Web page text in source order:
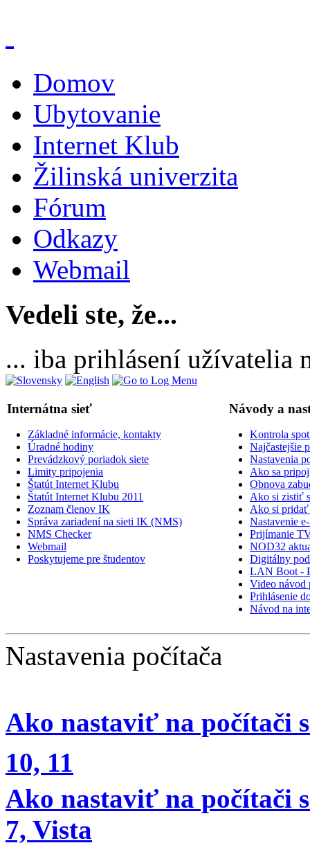
Domov
Ubytovanie
Internet Klub
Žilinská univerzita
Fórum
Odkazy
Webmail
Vedeli ste, že...
... iba prihlásení užívatelia
Internátna sieť Návody a
Základné informácie, kontakty
Úradné hodiny
Prevádzkový poriadok siete
Limity pripojenia
Štatút Internet Klubu
Štatút Internet Klubu 2011
Zoznam členov IK
Správa zariadení na sieti IK (NMS)
NMS Checker
Webmail
Poskytujeme pre študentov
Kontrola
Najčastejšie
Nastavenia
Ako sa
Obnova
Ako si zistiť
Ako si
Nastavenie
Prijímanie
NOD32
Digitálny
LAN Boot -
Video návod
Prihlásenie
Návod na
Nastavenia počítača
Ako nastaviť na počítači
10, 11
Ako nastaviť na počítači
7, Vista